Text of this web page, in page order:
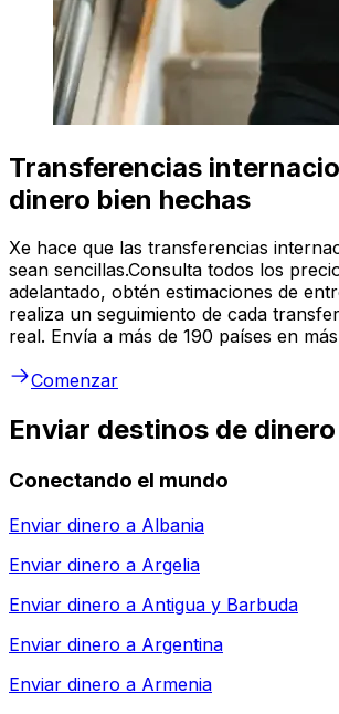
Transferencias
dinero bien hechas
Xe hace que las transferencias
sean sencillas.Consulta todos los
adelantado, obtén estimaciones de
realiza un seguimiento de cada
real. Envía a más de 190 países en
Comenzar
Enviar destinos de dinero
Conectando el mundo
Enviar dinero a Albania
Enviar dinero a Argelia
Enviar dinero a Antigua y Barbuda
Enviar dinero a Argentina
Enviar dinero a Armenia